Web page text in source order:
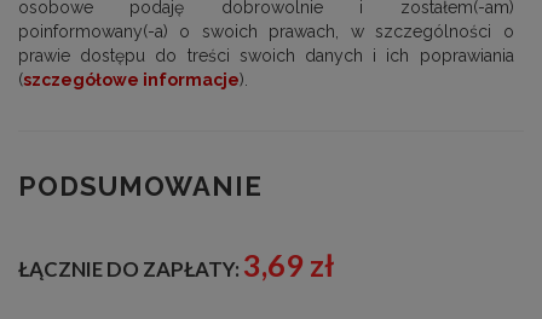
osobowe podaję dobrowolnie i zostałem(-am)
poinformowany(-a) o swoich prawach, w szczególności o
prawie dostępu do treści swoich danych i ich poprawiania
(szczegółowe informacje).
PODSUMOWANIE
ŁĄCZNIE DO ZAPŁATY: 3,69 zł